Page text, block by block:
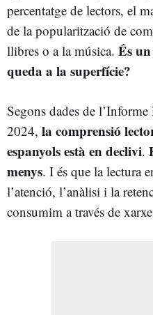
percentatge de lectors, el
de la popularització de
llibres o a la música. És
queda a la superfície?
Segons dades de
2024, la comprensió
espanyols està en declivi.
menys. I és que la lectura
l’atenció, l’anàlisi i la
consumim a través de